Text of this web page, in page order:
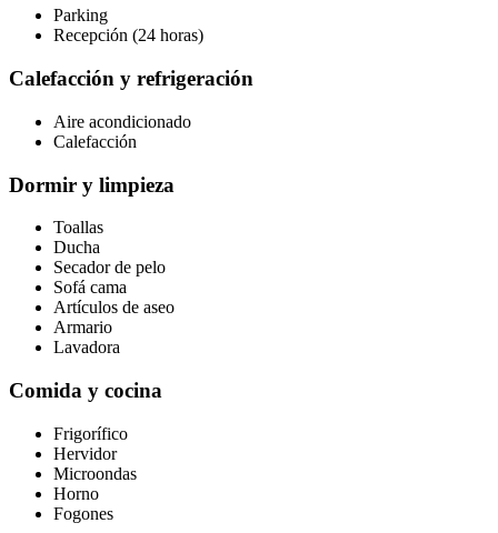
Parking
Recepción (24 horas)
Calefacción y refrigeración
Aire acondicionado
Calefacción
Dormir y limpieza
Toallas
Ducha
Secador de pelo
Sofá cama
Artículos de aseo
Armario
Lavadora
Comida y cocina
Frigorífico
Hervidor
Microondas
Horno
Fogones